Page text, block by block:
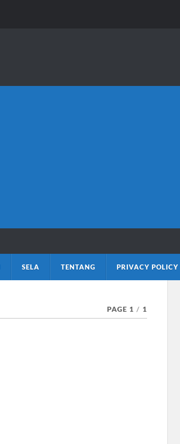
SELA TENTANG PRIVACY POLICY
PAGE 1 / 1